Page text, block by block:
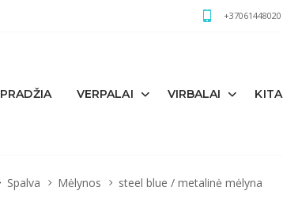
+37061448020
PRADŽIA VERPALAI VIRBALAI KITA
Spalva Mėlynos steel blue / metalinė mėlyna